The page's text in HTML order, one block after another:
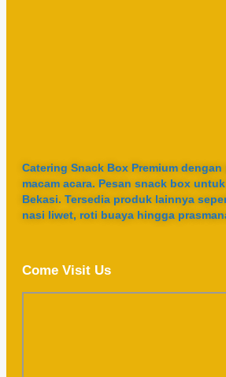
Catering Snack Box Premium
macam acara. Pesan snack box
Bekasi. Tersedia produk lainnya
nasi liwet, roti buaya hingga
Come Visit Us